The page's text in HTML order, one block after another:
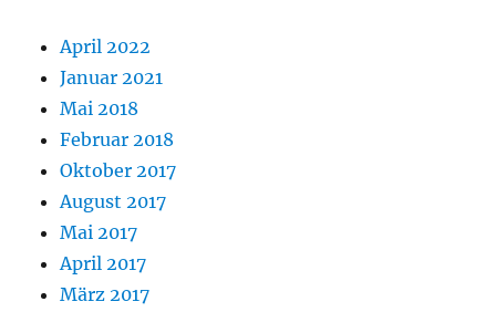
April 2022
Januar 2021
Mai 2018
Februar 2018
Oktober 2017
August 2017
Mai 2017
April 2017
März 2017